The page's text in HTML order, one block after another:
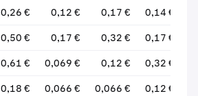
0,26 € 0,12 € 0,17 € 0,14 €
0,50 € 0,17 € 0,32 € 0,17 €
0,61 € 0,069 € 0,12 € 0,32 €
0,18 € 0,066 € 0,066 € 0,12 €